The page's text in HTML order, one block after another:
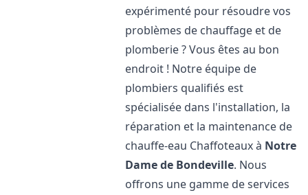
expérimenté pour résoudre vos
problèmes de chauffage et de
plomberie ? Vous êtes au bon
endroit ! Notre équipe de
plombiers qualifiés est
spécialisée dans l'installation, la
réparation et la maintenance de
chauffe-eau Chaffoteaux à Notre
Dame de Bondeville. Nous
offrons une gamme de services